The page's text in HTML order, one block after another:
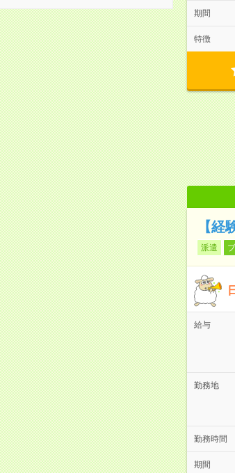
期間
特徴
【
派遣
給与
勤務地
勤務時間
期間